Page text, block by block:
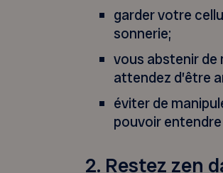
garder votre
sonnerie;
vous abstenir de
attendez d’être
éviter de
pouvoir
2. Restez zen